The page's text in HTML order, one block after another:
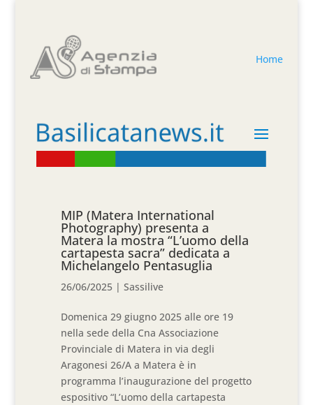
Home
MIP (Matera International
Photography) presenta a
Matera la mostra “L’uomo della
cartapesta sacra” dedicata a
Michelangelo Pentasuglia
26/06/2025 |Sassilive
Domenica 29 giugno 2025 alle ore 19
nella sede della Cna Associazione
Provinciale di Matera in via degli
Aragonesi 26/A a Matera è in
programma l’inaugurazione del progetto
espositivo “L’uomo della cartapesta